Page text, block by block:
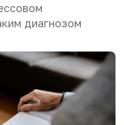
диагнозом